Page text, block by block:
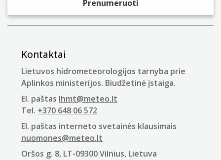
Kontaktai
Lietuvos hidrometeorologijos tarnyba prie
Aplinkos ministerijos. Biudžetinė įstaiga.
El. paštas lhmt@meteo.lt
Tel. +370 648 06 572
El. paštas interneto svetainės klausimais
nuomones@meteo.lt
Oršos g. 8, LT-09300 Vilnius, Lietuva